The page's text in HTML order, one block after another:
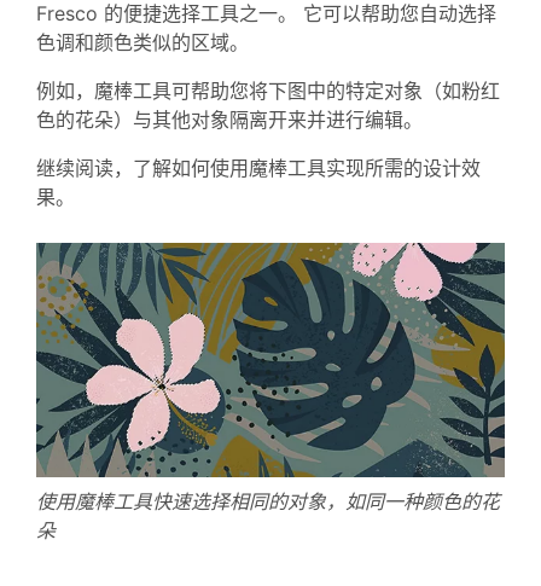
Fresco 的便捷选择工具之一。 它可以帮助您自动选择
色调和颜色类似的区域。
例如，魔棒工具可帮助您将下图中的特定对象（如粉红
色的花朵）与其他对象隔离开来并进行编辑。
继续阅读，了解如何使用魔棒工具实现所需的设计效
果。
使用魔棒工具快速选择相同的对象，如同一种颜色的花
朵